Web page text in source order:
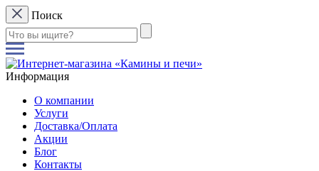
Поиск
Информация
О компании
Услуги
Доставка/Оплата
Акции
Блог
Контакты